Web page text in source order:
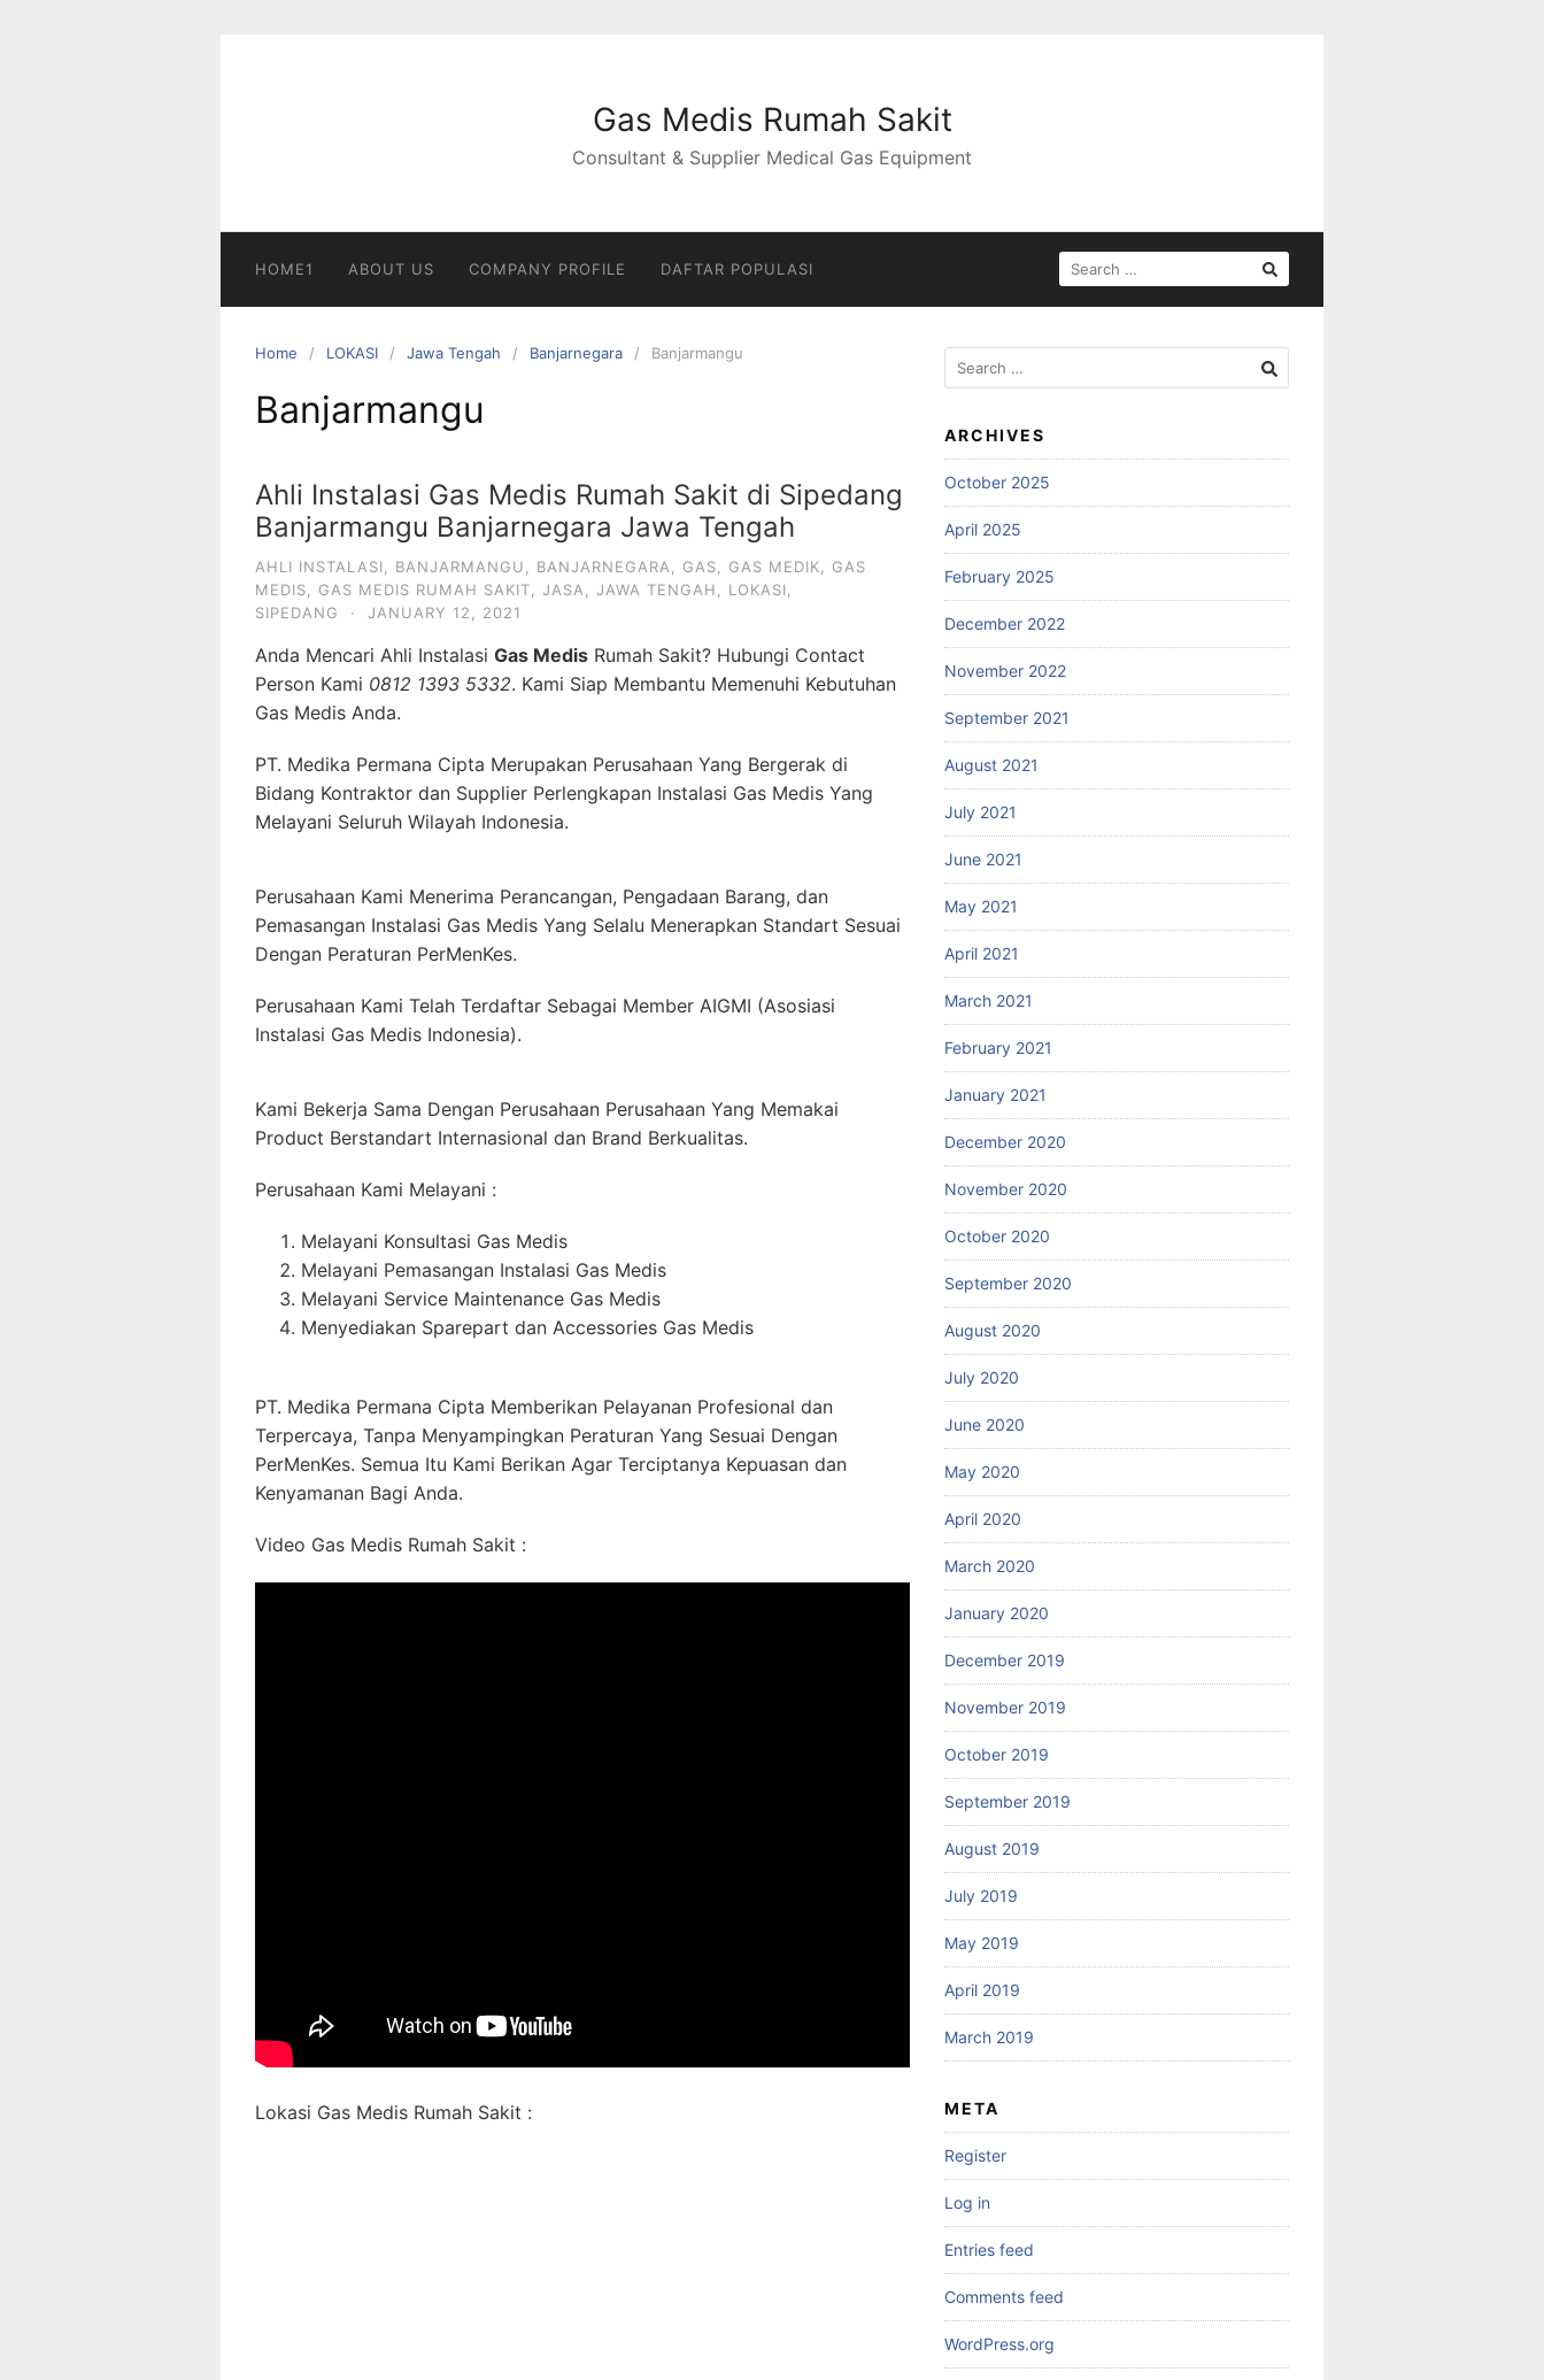
Gas Medis Rumah Sakit
Consultant & Supplier Medical Gas Equipment
HOME1 ABOUT US COMPANY PROFILE DAFTAR POPULASI
SEARCH
FOR:
Home LOKASI Jawa Tengah Banjarnegara Banjarmangu
Banjarmangu
Ahli Instalasi Gas Medis Rumah Sakit di Sipedang
Banjarmangu Banjarnegara Jawa Tengah
AHLI INSTALASI BANJARMANGU BANJARNEGARA GAS GAS MEDIK
GAS
MEDIS
GAS MEDIS RUMAH SAKIT JASA JAWA TENGAH LOKASI
SIPEDANG
· JANUARY 12, 2021
Anda Mencari Ahli Instalasi Gas Medis Rumah Sakit? Hubungi Contact
Person Kami 0812 1393 5332. Kami Siap Membantu Memenuhi Kebutuhan
Gas Medis Anda.
PT. Medika Permana Cipta Merupakan Perusahaan Yang Bergerak di
Bidang Kontraktor dan Supplier Perlengkapan Instalasi Gas Medis Yang
Melayani Seluruh Wilayah Indonesia.
Perusahaan Kami Menerima Perancangan, Pengadaan Barang, dan
Pemasangan Instalasi Gas Medis Yang Selalu Menerapkan Standart Sesuai
Dengan Peraturan PerMenKes.
Perusahaan Kami Telah Terdaftar Sebagai Member AIGMI (Asosiasi
Instalasi Gas Medis Indonesia).
Kami Bekerja Sama Dengan Perusahaan Perusahaan Yang Memakai
Product Berstandart Internasional dan Brand Berkualitas.
Perusahaan Kami Melayani :
Melayani Konsultasi Gas Medis
Melayani Pemasangan Instalasi Gas Medis
Melayani Service Maintenance Gas Medis
Menyediakan Sparepart dan Accessories Gas Medis
PT. Medika Permana Cipta Memberikan Pelayanan Profesional dan
Terpercaya, Tanpa Menyampingkan Peraturan Yang Sesuai Dengan
PerMenKes. Semua Itu Kami Berikan Agar Terciptanya Kepuasan dan
Kenyamanan Bagi Anda.
Video Gas Medis Rumah Sakit :
Lokasi Gas Medis Rumah Sakit :
Search
for:
ARCHIVES
October 2025
April 2025
February 2025
December 2022
November 2022
September 2021
August 2021
July 2021
June 2021
May 2021
April 2021
March 2021
February 2021
January 2021
December 2020
November 2020
October 2020
September 2020
August 2020
July 2020
June 2020
May 2020
April 2020
March 2020
January 2020
December 2019
November 2019
October 2019
September 2019
August 2019
July 2019
May 2019
April 2019
March 2019
META
Register
Log in
Entries feed
Comments feed
WordPress.org